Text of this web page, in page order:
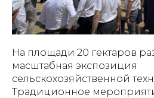
На площади 20 гектаров
масштабная экспозиция
сельскохозяйственной
Традиционное